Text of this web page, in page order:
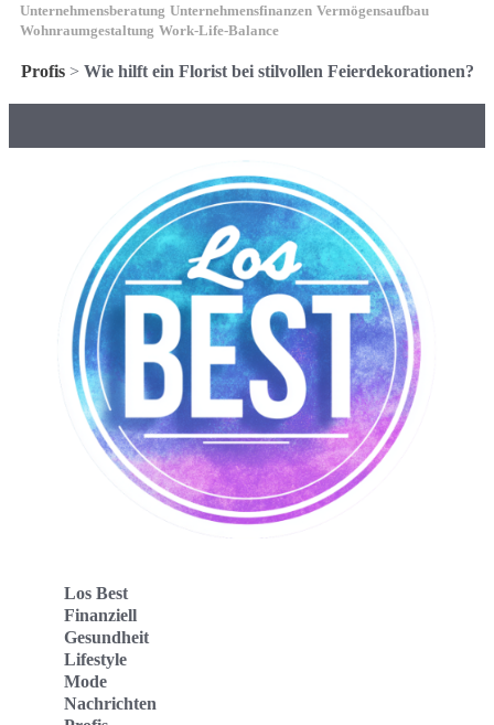
Unternehmensberatung Unternehmensfinanzen Vermögensaufbau
Wohnraumgestaltung Work-Life-Balance
Profis> Wie hilft ein Florist bei stilvollen Feierdekorationen?
Los Best
Finanziell
Gesundheit
Lifestyle
Mode
Nachrichten